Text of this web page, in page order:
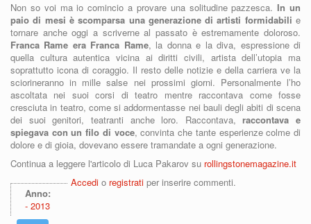
Non so voi ma io comincio a provare una solitudine pazzesca.In un
paio di mesi è scomparsa una generazione di artisti formidabili e
tornare anche oggi a scriverne al passato è estremamente doloroso.
Franca Rame era Franca Rame, la donna e la diva, espressione di
quella cultura autentica vicina ai diritti civili, artista dell’utopia ma
soprattutto icona di coraggio. Il resto delle notizie e della carriera ve la
sciorineranno in mille salse nei prossimi giorni. Personalmente l’ho
ascoltata nei suoi corsi di teatro mentre raccontava come fosse
cresciuta in teatro, come si addormentasse nei bauli degli abiti di scena
dei suoi genitori, teatranti anche loro. Raccontava,raccontava e
spiegava con un filo di voce, convinta che tante esperienze colme di
dolore e di gioia, dovevano essere tramandate a ogni generazione.
Continua a leggere l'articolo di Luca Pakarov su rollingstonemagazine.it
Anno:
2013
Accedi o registrati per inserire commenti.